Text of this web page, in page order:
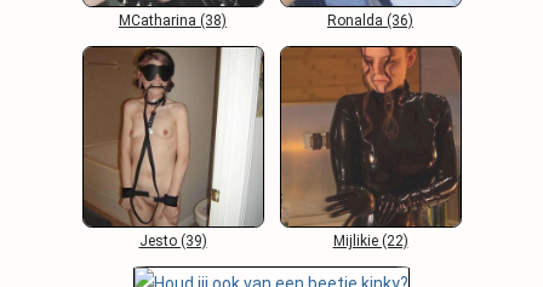
MCatharina (38) Ronalda (36)
Jesto (39) Mijlikie (22)
Lady Inferna